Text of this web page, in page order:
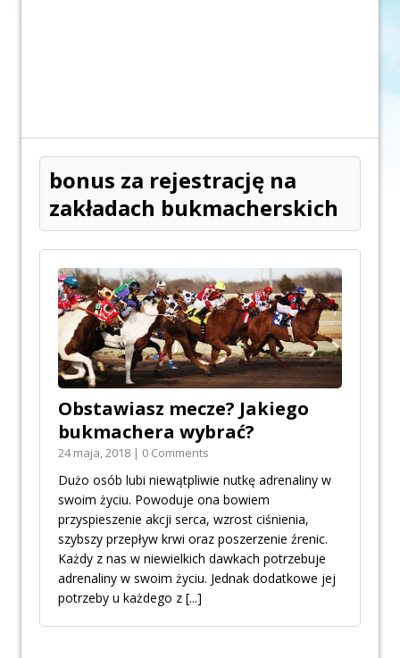
bonus za rejestrację na
zakładach bukmacherskich
Obstawiasz mecze? Jakiego
bukmachera wybrać?
24 maja, 2018 | 0 Comments
Dużo osób lubi niewątpliwie nutkę adrenaliny w
swoim życiu. Powoduje ona bowiem
przyspieszenie akcji serca, wzrost ciśnienia,
szybszy przepływ krwi oraz poszerzenie źrenic.
Każdy z nas w niewielkich dawkach potrzebuje
adrenaliny w swoim życiu. Jednak dodatkowe jej
potrzeby u każdego z [...]